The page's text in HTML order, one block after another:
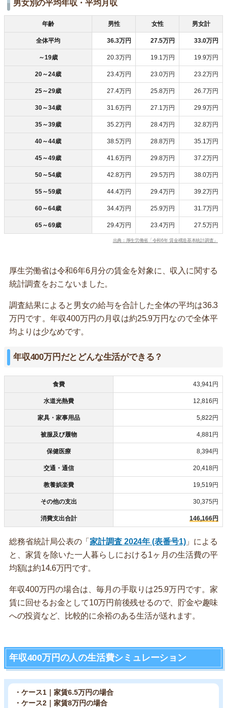
男女別の平均年収・平均月収
年齢 男性 女性 男女計
全体平均 36.3万円 27.5万円 33.0万円
～19歳 20.3万円 19.1万円 19.9万円
20～24歳 23.4万円 23.0万円 23.2万円
25～29歳 27.4万円 25.8万円 26.7万円
30～34歳 31.6万円 27.1万円 29.9万円
35～39歳 35.2万円 28.4万円 32.8万円
40～44歳 38.5万円 28.8万円 35.1万円
45～49歳 41.6万円 29.8万円 37.2万円
50～54歳 42.8万円 29.5万円 38.0万円
55～59歳 44.4万円 29.4万円 39.2万円
60～64歳 34.4万円 25.9万円 31.7万円
65～69歳 29.4万円 23.4万円 27.5万円
出典：厚生労働省「令和6年 賃金構造基本統計調査」
厚生労働省は令和6年6月分の賃金を対象に、収入に関する
統計調査をおこないました。
調査結果によると男女の給与を合計した全体の平均は36.3
万円です。年収400万円の月収は約25.9万円なので全体平
均よりは少なめです。
年収400万円だとどんな生活ができる？
食費 43,941円
水道光熱費 12,816円
家具・家事用品 5,822円
被服及び履物 4,881円
保健医療 8,394円
交通・通信 20,418円
教養娯楽費 19,519円
その他の支出 30,375円
消費支出合計 146,166円
総務省統計局公表の「家計調査 2024年 (表番号1)」による
と、家賃を除いた一人暮らしにおける1ヶ月の生活費の平
均額は約14.6万円です。
年収400万円の場合は、毎月の手取りは25.9万円です。家
賃に回せるお金として10万円前後残せるので、貯金や趣味
への投資など、比較的に余裕のある生活が送れます。
年収400万円の人の生活費シミュレーション
・ケース1｜家賃6.5万円の場合
・ケース2｜家賃8万円の場合